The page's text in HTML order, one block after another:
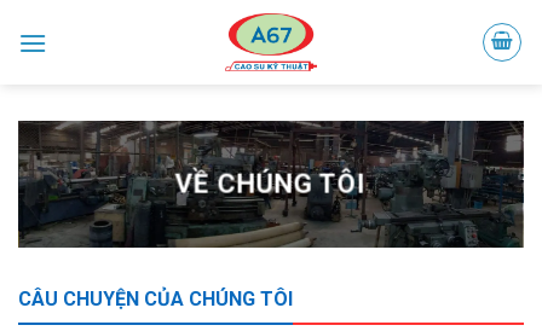
VỀ CHÚNG TÔI
CÂU CHUYỆN CỦA CHÚNG TÔI